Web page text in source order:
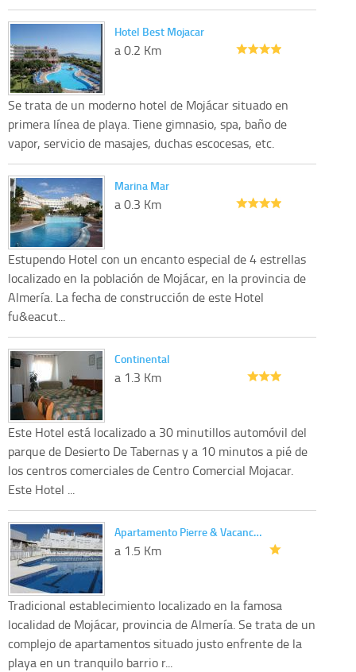
Hotel Best Mojacar
a 0.2 Km
Se trata de un moderno hotel de Mojácar situado en
primera línea de playa. Tiene gimnasio, spa, baño de
vapor, servicio de masajes, duchas escocesas, etc.
Marina Mar
a 0.3 Km
Estupendo Hotel con un encanto especial de 4 estrellas
localizado en la población de Mojácar, en la provincia de
Almería. La fecha de construcción de este Hotel
fu&eacut...
Continental
a 1.3 Km
Este Hotel está localizado a 30 minutillos automóvil del
parque de Desierto De Tabernas y a 10 minutos a pié de
los centros comerciales de Centro Comercial Mojacar.
Este Hotel ...
Apartamento Pierre & Vacanc…
a 1.5 Km
Tradicional establecimiento localizado en la famosa
localidad de Mojácar, provincia de Almería. Se trata de un
complejo de apartamentos situado justo enfrente de la
playa en un tranquilo barrio r...